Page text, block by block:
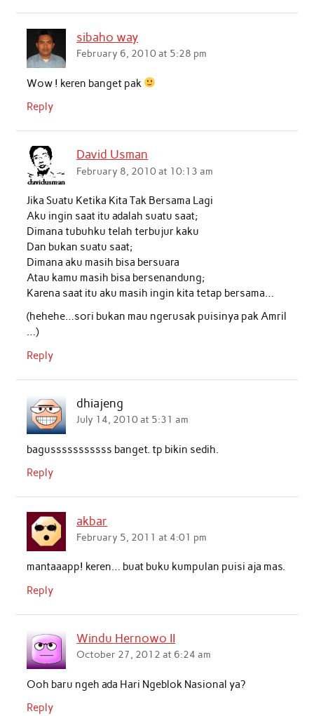
sibaho way
February 6, 2010 at 5:28 pm
Wow ! keren banget pak
Reply
David Usman
February 8, 2010 at 10:13 am
Jika Suatu Ketika Kita Tak Bersama Lagi
Aku ingin saat itu adalah suatu saat;
Dimana tubuhku telah terbujur kaku
Dan bukan suatu saat;
Dimana aku masih bisa bersuara
Atau kamu masih bisa bersenandung;
Karena saat itu aku masih ingin kita tetap bersama…
(hehehe…sori bukan mau ngerusak puisinya pak Amril
…)
Reply
dhiajeng
July 14, 2010 at 5:31 am
bagusssssssssss banget. tp bikin sedih.
Reply
akbar
February 5, 2011 at 4:01 pm
mantaaapp! keren… buat buku kumpulan puisi aja mas.
Reply
Windu Hernowo II
October 27, 2012 at 6:24 am
Ooh baru ngeh ada Hari Ngeblok Nasional ya?
Reply